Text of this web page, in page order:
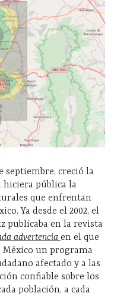
septiembre, creció la
hiciera pública la
que enfrentan
Ya desde el 2002, el
publicaba en la revista
advertencia en el que
México un programa
afectado y a las
confiable sobre los
población, a cada